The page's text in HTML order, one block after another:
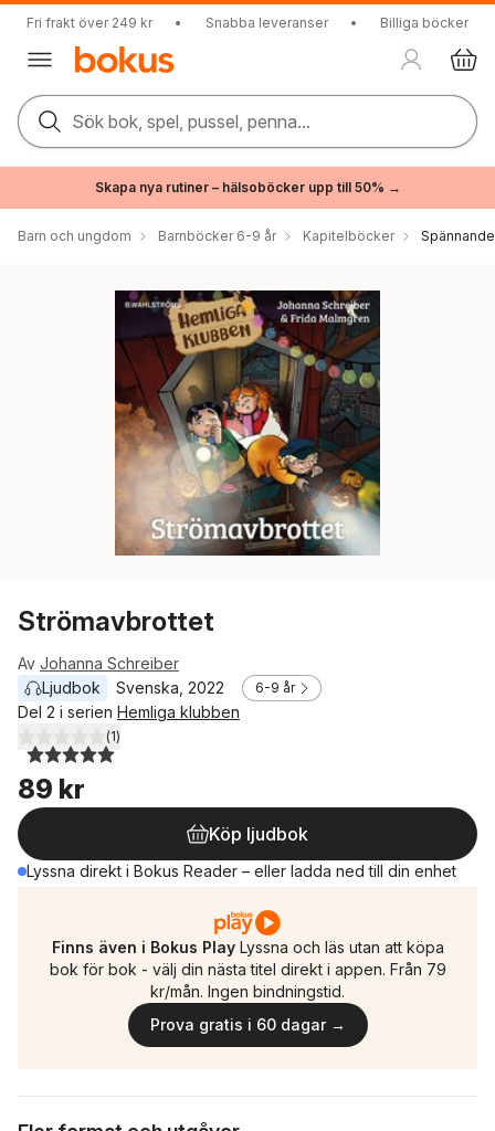
Fri frakt över 249 kr • Snabba leveranser • Billiga böcker
Sök bok, spel, pussel, penna...
Skapa nya rutiner – hälsoböcker upp till 50% →
Barn och ungdom Barnböcker 6-9 år Kapitelböcker
Strömavbrottet
Av Johanna Schreiber
Ljudbok
Svenska 2022 6-9 år
Del 2 i serien Hemliga klubben
5,0utav 5 stjärnor. Totalt antal röster:
(1)
89 kr
Köp ljudbok
Lyssna direkt i Bokus Reader – eller ladda ned till din enhet
Finns även i Bokus Play Lyssna och läs utan att köpa
bok för bok - välj din nästa titel direkt i appen. Från 79
kr/mån. Ingen bindningstid.
Prova gratis i 60 dagar →